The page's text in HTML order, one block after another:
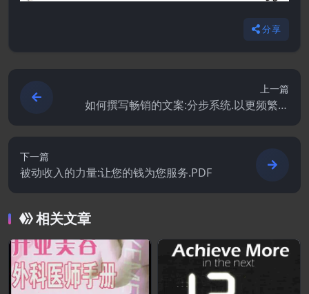
分享
上一篇
如何撰写畅销的文案:分步系统.以更频繁地
向更多客户销售.PDF
下一篇
被动收入的力量:让您的钱为您服务.PDF
相关文章